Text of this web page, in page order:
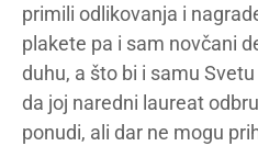
primili odlikovanja i
plakete pa i sam novčani
duhu, a što bi i samu
da joj naredni laureat
ponudi, ali dar ne mogu